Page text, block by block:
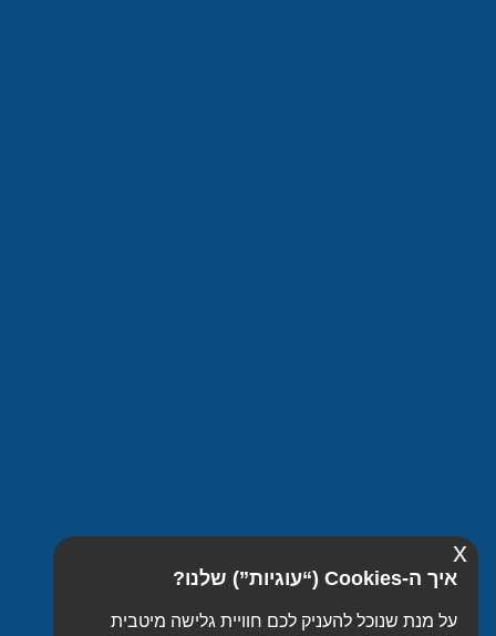
איך ה-Cookies (“עוגיות”) שלנו?
על מנת שנוכל להעניק לכם חוויית גלישה מיטבית
x